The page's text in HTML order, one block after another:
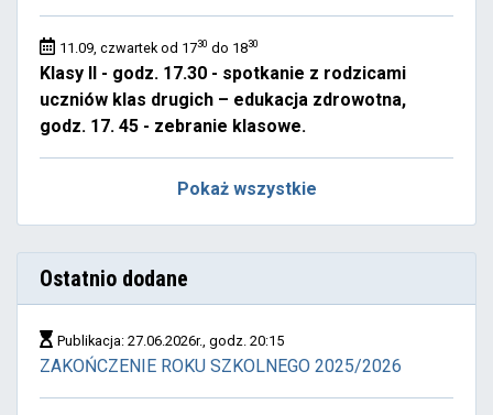
11.09, czwartek od 1730 do 1830
Klasy II - godz. 17.30 - spotkanie z rodzicami
uczniów klas drugich – edukacja zdrowotna,
godz. 17. 45 - zebranie klasowe.
Pokaż wszystkie
Ostatnio dodane
Publikacja: 27.06.2026r., godz. 20:15
ZAKOŃCZENIE ROKU SZKOLNEGO 2025/2026